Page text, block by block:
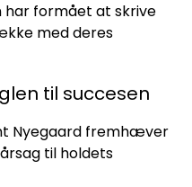
formået at skrive
med deres
til succesen
Nyegaard fremhæver
til holdets